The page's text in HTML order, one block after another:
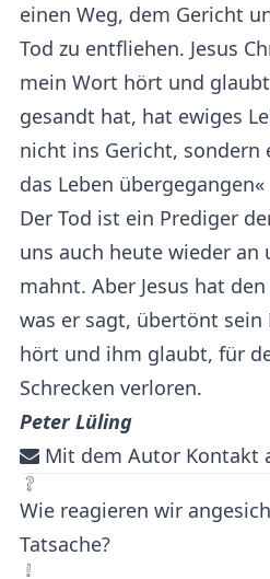
einen Weg, dem Gericht
Tod zu entfliehen. Jesus
mein Wort hört und
gesandt hat, hat ewiges
nicht ins Gericht, sondern
das Leben übergegangen«
Der Tod ist ein Prediger
uns auch heute wieder an
mahnt. Aber Jesus hat
was er sagt, übertönt sein
hört und ihm glaubt, für
Schrecken verloren.
Peter Lüling
Mit dem Autor Kontakt
Wie reagieren wir
Tatsache?